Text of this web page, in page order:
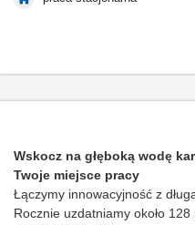
Wskocz na głęboką wodę
Twoje miejsce pracy
Łączymy innowacyjność z
Rocznie uzdatniamy około